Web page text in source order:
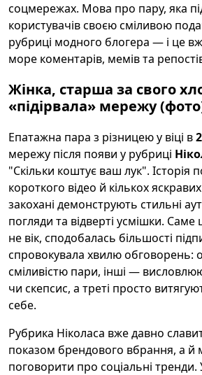
соцмережах. Мова про пару, яка
користувачів своєю сміливою
рубриці модного блогера — і це
море коментарів, мемів та
Жінка, старша за свого
«підірвала» мережу
Епатажна пара з різницею у віці в
мережу після появи у рубриці
"Скільки коштує ваш лук". Історія
короткого відео й кількох
закохані демонструють стильні
погляди та відверті усмішки. Саме
не вік, сподобалась більшості
спровокувала хвилю обговорень:
сміливістю пари, інші —
чи скепсис, а треті просто
себе.
Рубрика Ніколаса вже давно
показом брендового вбрання, а й
поговорити про соціальні